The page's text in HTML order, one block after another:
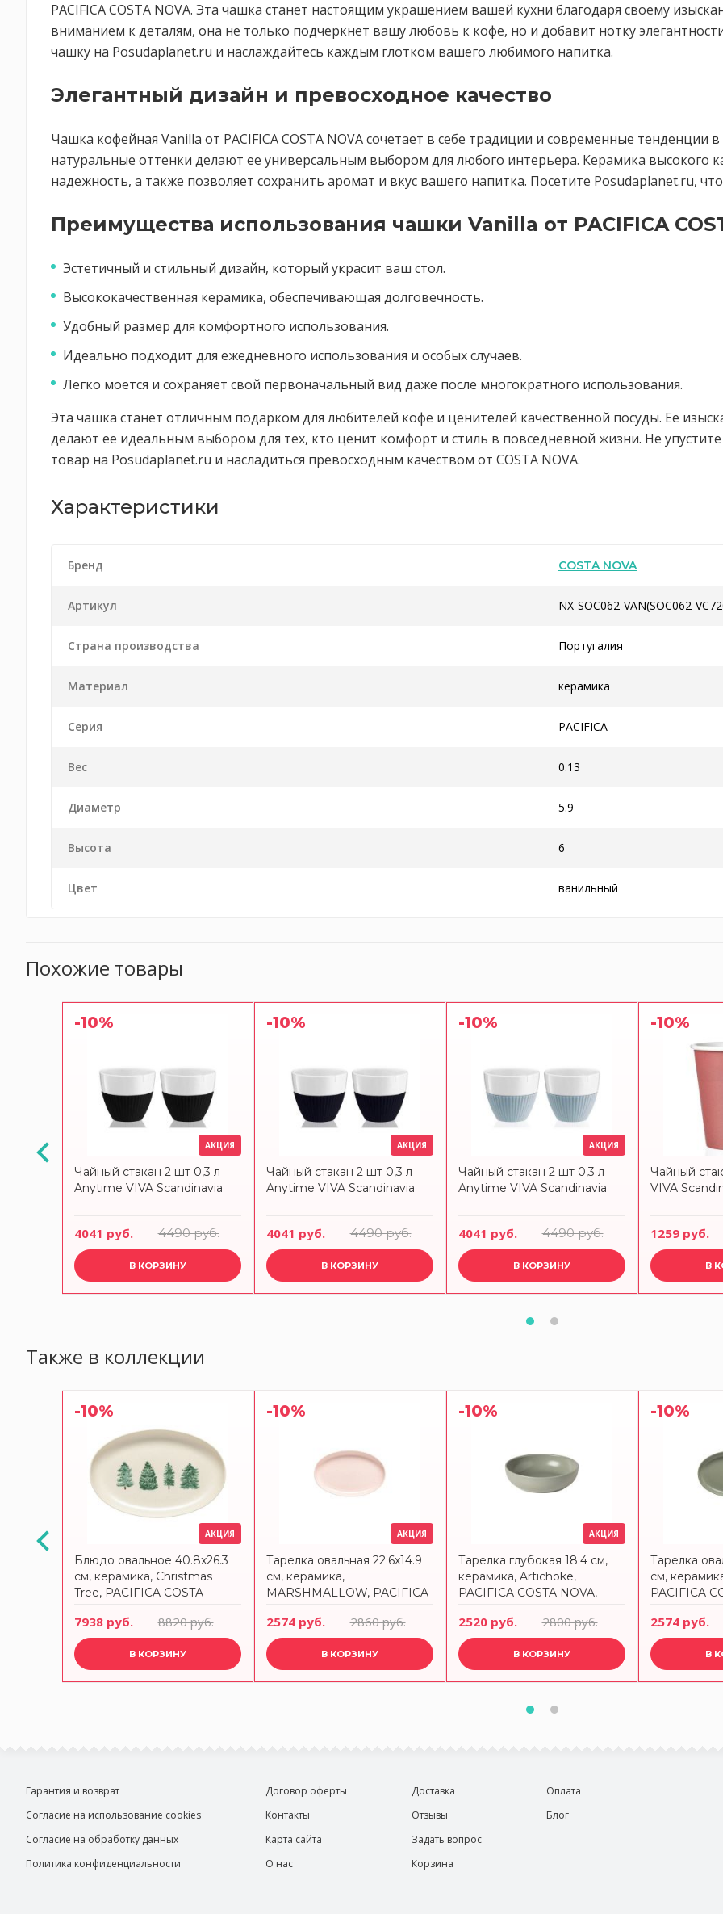
PACIFICA COSTA NOVA. Эта чашка станет настоящим украшением вашей кухни благодаря своему
вниманием к деталям, она не только подчеркнет вашу любовь к кофе, но и добавит нотку
чашку на Posudaplanet.ru и наслаждайтесь каждым глотком вашего любимого напитка.
Элегантный дизайн и превосходное качество
Чашка кофейная Vanilla от PACIFICA COSTA NOVA сочетает в себе традиции и современные тенденции
натуральные оттенки делают ее универсальным выбором для любого интерьера. Керамика высокого
надежность, а также позволяет сохранить аромат и вкус вашего напитка. Посетите Posudaplanet.ru,
Преимущества использования чашки Vanilla от PACIFICA
Эстетичный и стильный дизайн, который украсит ваш стол.
Высококачественная керамика, обеспечивающая долговечность.
Удобный размер для комфортного использования.
Идеально подходит для ежедневного использования и особых случаев.
Легко моется и сохраняет свой первоначальный вид даже после многократного использования.
Эта чашка станет отличным подарком для любителей кофе и ценителей качественной посуды. Ее
делают ее идеальным выбором для тех, кто ценит комфорт и стиль в повседневной жизни. Не
товар на Posudaplanet.ru и насладиться превосходным качеством от COSTA NOVA.
Характеристики
Бренд COSTA NOVA
Артикул NX-SOC062-VAN(SOC062-
Страна производства Португалия
Материал керамика
Серия PACIFICA
Вес 0.13
Диаметр 5.9
Высота 6
Цвет ванильный
Похожие товары
АКЦИЯ
-10%
АКЦИЯ
Чайный стакан 2 шт 0,3 л
Anytime VIVA Scandinavia
4041 руб. 4490 руб.
В КОРЗИНУ
-10%
АКЦИЯ
Чайный стакан 2 шт 0,3 л
Anytime VIVA Scandinavia
4041 руб. 4490 руб.
В КОРЗИНУ
-10%
АКЦИЯ
Чайный стакан 2 шт 0,3 л
Anytime VIVA Scandinavia
4041 руб. 4490 руб.
В КОРЗИНУ
-10%
Чайный
VIVA
1259 руб.
В
Также в коллекции
АКЦИЯ
-10%
АКЦИЯ
Блюдо овальное 40.8x26.3
см, керамика, Christmas
Tree, PACIFICA COSTA
VC7208)
7938 руб. 8820 руб.
В КОРЗИНУ
-10%
АКЦИЯ
Тарелка овальная 22.6x14.9
см, керамика,
MARSHMALLOW, PACIFICA
MRS(SOA231-VC7212)
2574 руб. 2860 руб.
В КОРЗИНУ
-10%
АКЦИЯ
Тарелка глубокая 18.4 см,
керамика, Artichoke,
PACIFICA COSTA NOVA,
2520 руб. 2800 руб.
В КОРЗИНУ
-10%
Тарелка
см,
PACIFICA
2574 руб.
В
Гарантия и возврат
Согласие на использование cookies
Согласие на обработку данных
Политика конфиденциальности
Договор оферты
Контакты
Карта сайта
О нас
Доставка
Отзывы
Задать вопрос
Корзина
Оплата
Блог